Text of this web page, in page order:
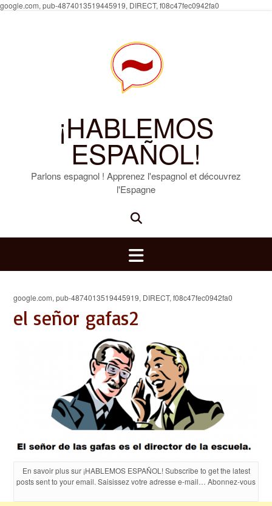
google.com, pub-4874013519445919, DIRECT, f08c47fec0942fa0
¡HABLEMOS
ESPAÑOL!
Parlons espagnol ! Apprenez l'espagnol et découvrez
l'Espagne
google.com, pub-4874013519445919, DIRECT, f08c47fec0942fa0
el señor gafas2
En savoir plus sur ¡HABLEMOS ESPAÑOL! Subscribe to get the latest
posts sent to your email. Saisissez votre adresse e-mail… Abonnez-vous